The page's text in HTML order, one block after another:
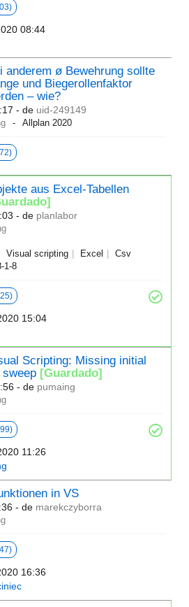
08:44
anderem ø Bewehrung sollte
und Biegerollenfaktor
– wie?
- de uid-249149
Allplan 2020
aus Excel-Tabellen
- de planlabor
Visual scripting Excel
Csv
1-8
15:04
Scripting: Missing initial
[Guardado]
- de pumaing
11:26
in VS
- de marekczyborra
16:36